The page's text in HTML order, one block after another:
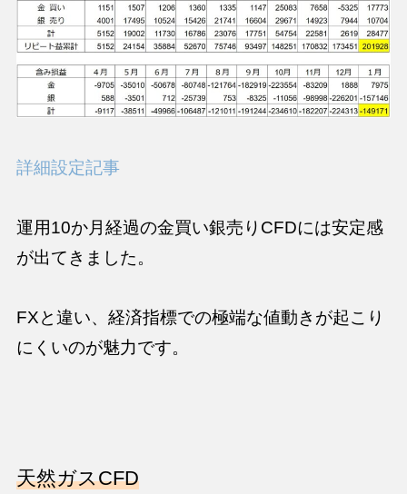
詳細設定記事
運用10か月経過の金買い銀売りCFDには安定感
が出てきました。
FXと違い、経済指標での極端な値動きが起こり
にくいのが魅力です。
天然ガスCFD